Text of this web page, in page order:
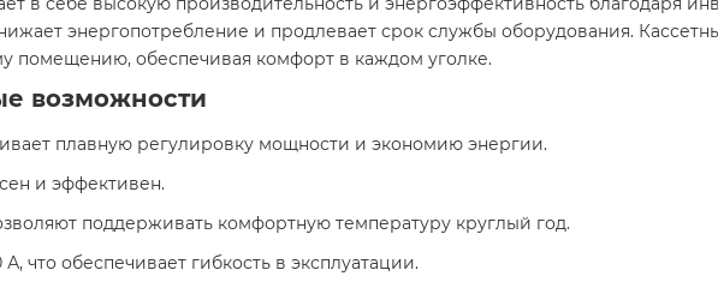
энергопотребление и продлевает срок службы оборудования.
помещению, обеспечивая комфорт в каждом уголке.
возможности
плавную регулировку мощности и экономию энергии.
и эффективен.
поддерживать комфортную температуру круглый год.
А, что обеспечивает гибкость в эксплуатации.